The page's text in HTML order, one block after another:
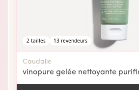
2tailles 13revendeurs
Caudalie
vinopure gelée nettoyante